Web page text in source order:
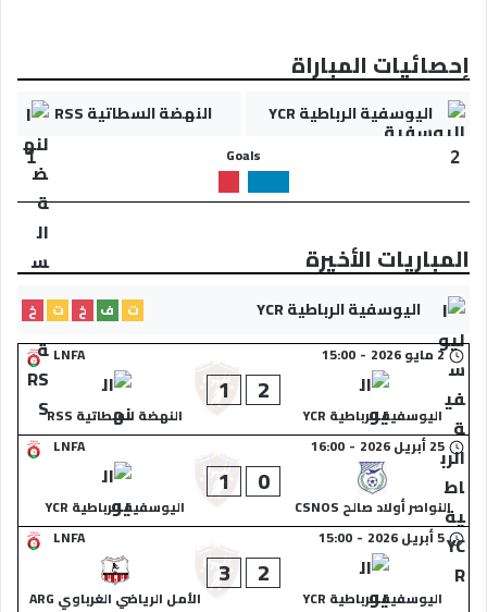
إحصائيات المباراة
اليوسفية الرباطية YCR النهضة السطاتية RSS
2
Goals
1
المباريات الأخيرة
اليوسفية الرباطية YCR ت ف خ ت
خ
LNFA
2 مايو 2026 -
15:00
اليوسفية الرباطية YCR
2
1
النهضة السطاتية RSS
LNFA
25 أبريل 2026 -
16:00
النواصر أولاد صالح CSNOS
0
1
اليوسفية الرباطية YCR
LNFA
5 أبريل 2026 -
15:00
اليوسفية الرباطية YCR
2
3
الأمل الرياضي الغرباوي ARG